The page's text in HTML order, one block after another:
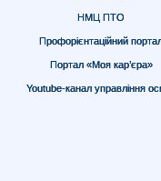
НМЦ ПТО
Профорієнтаційний
Портал «Моя кар’єра»
Youtube-канал управління